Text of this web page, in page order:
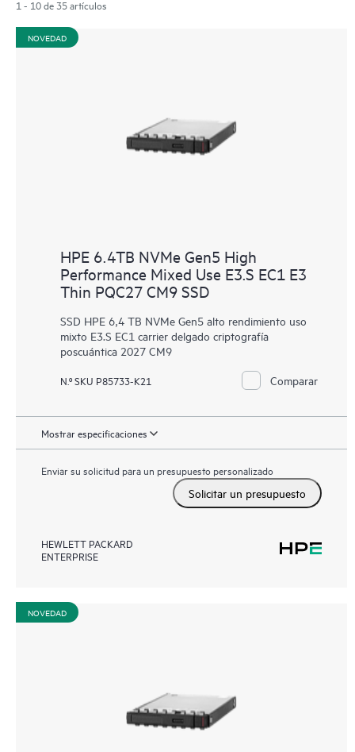
1 - 10 de 35 artículos
NOVEDAD
HPE 6.4TB NVMe Gen5 High
Performance Mixed Use E3.S EC1 E3
Thin PQC27 CM9 SSD
SSD HPE 6,4 TB NVMe Gen5 alto rendimiento uso
mixto E3.S EC1 carrier delgado criptografía
poscuántica 2027 CM9
N.º SKU P85733-K21 Comparar
Mostrar especificaciones
Enviar su solicitud para un presupuesto personalizado
Solicitar un presupuesto
HEWLETT PACKARD
ENTERPRISE
NOVEDAD